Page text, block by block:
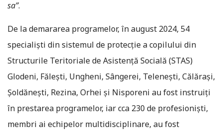
sa”.
De la demararea programelor, în august 2024, 54
specialiști din sistemul de protecție a copilului din
Structurile Teritoriale de Asistență Socială (STAS)
Glodeni, Fălești, Ungheni, Sângerei, Telenești, Călărași,
Șoldănești, Rezina, Orhei și Nisporeni au fost instruiți
în prestarea programelor, iar cca 230 de profesioniști,
membri ai echipelor multidisciplinare, au fost